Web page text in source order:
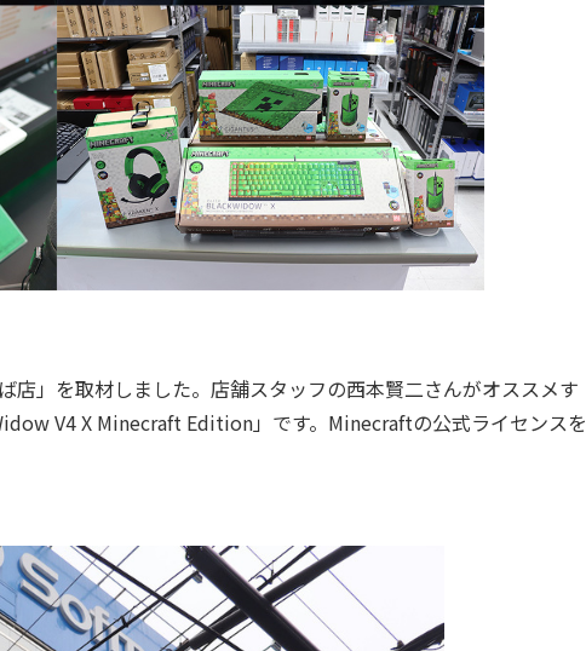
」を取材しました。店舗スタッフの西本賢二さんがオススメす
V4 X Minecraft Edition」です。Minecraftの公式ライセンスを